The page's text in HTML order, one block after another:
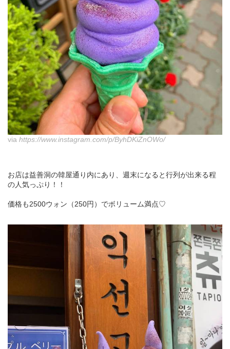
via https://www.instagram.com/p/ByhDKiZnOWo/
お店は益善洞の韓屋通り内にあり、週末になると行列が出来る程
の人気っぷり！！
価格も2500ウォン（250円）でボリューム満点♡